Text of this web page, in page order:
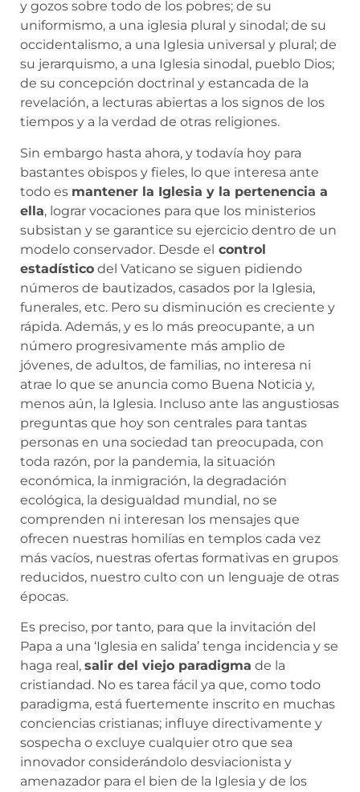
y gozos sobre todo de los pobres; de su
uniformismo, a una iglesia plural y sinodal; de su
occidentalismo, a una Iglesia universal y plural; de
su jerarquismo, a una Iglesia sinodal, pueblo Dios;
de su concepción doctrinal y estancada de la
revelación, a lecturas abiertas a los signos de los
tiempos y a la verdad de otras religiones.
Sin embargo hasta ahora, y todavía hoy para
bastantes obispos y fieles, lo que interesa ante
todo es mantener la Iglesia y la pertenencia a
ella, lograr vocaciones para que los ministerios
subsistan y se garantice su ejercicio dentro de un
modelo conservador. Desde el control
estadístico del Vaticano se siguen pidiendo
números de bautizados, casados por la Iglesia,
funerales, etc. Pero su disminución es creciente y
rápida. Además, y es lo más preocupante, a un
número progresivamente más amplio de
jóvenes, de adultos, de familias, no interesa ni
atrae lo que se anuncia como Buena Noticia y,
menos aún, la Iglesia. Incluso ante las angustiosas
preguntas que hoy son centrales para tantas
personas en una sociedad tan preocupada, con
toda razón, por la pandemia, la situación
económica, la inmigración, la degradación
ecológica, la desigualdad mundial, no se
comprenden ni interesan los mensajes que
ofrecen nuestras homilías en templos cada vez
más vacíos, nuestras ofertas formativas en grupos
reducidos, nuestro culto con un lenguaje de otras
épocas.
Es preciso, por tanto, para que la invitación del
Papa a una ‘Iglesia en salida’ tenga incidencia y se
haga real, salir del viejo paradigma de la
cristiandad. No es tarea fácil ya que, como todo
paradigma, está fuertemente inscrito en muchas
conciencias cristianas; influye directivamente y
sospecha o excluye cualquier otro que sea
innovador considerándolo desviacionista y
amenazador para el bien de la Iglesia y de los